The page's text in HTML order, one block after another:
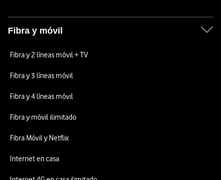
Fibra y móvil
Fibra y 2 líneas móvil + TV
Fibra y 3 líneas móvil
Fibra y 4 líneas móvil
Fibra y móvil ilimitado
Fibra Móvil y Netflix
Internet en casa